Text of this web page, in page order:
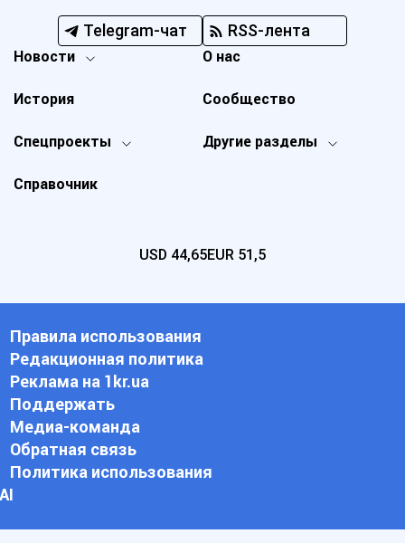
Telegram-чат RSS-лента
Новости
Спецпроекты Другие разделы
История
О нас
Справочник
Сообщество
USD 44,65EUR 51,5
Правила использования
Редакционная политика
Реклама на 1kr.ua
Поддержать
Медиа-команда
Обратная связь
Политика использования
АI